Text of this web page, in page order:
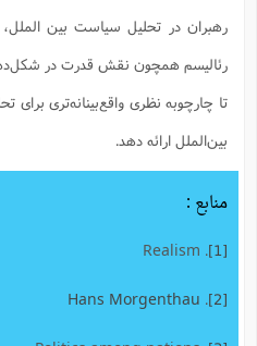
رهبران در تحلیل سیاست بین الملل،
رئالیسم همچون نقش قدرت در
تا چارچوبه نظری واقع‌بینانه‌تری برای
بین‌الملل ارائه دهد.
منابع :
. Realism
.
Hans Morgenthau